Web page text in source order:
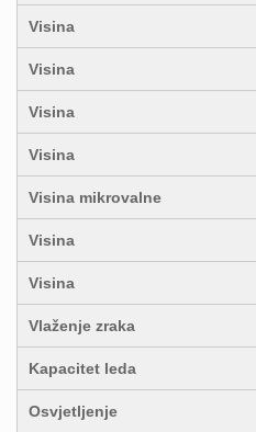
Visina
Visina
Visina
Visina
Visina mikrovalne
Visina
Visina
Vlaženje zraka
Kapacitet leda
Osvjetljenje